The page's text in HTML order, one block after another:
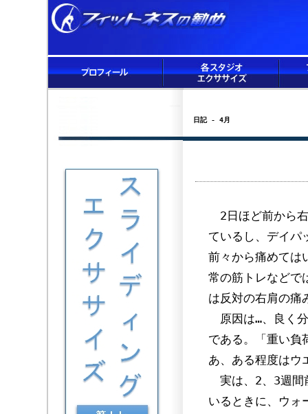
日記 - 4月
2日ほど前から
ているし、デイパ
前々から痛めては
常の筋トレなどで
は反対の右肩の痛
原因は…、良く
である。「重い負
あ、ある程度はウ
実は、2、3週間
いるときに、ウォ